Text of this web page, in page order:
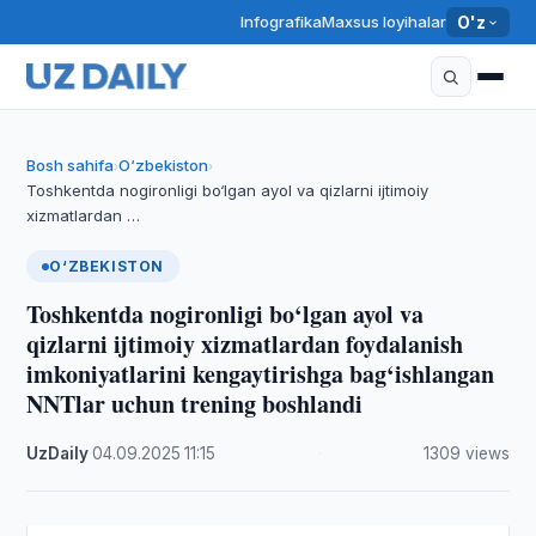
InfografikaMaxsus loyihalar O'z
Bosh sahifa›O‘zbekiston›
Toshkentda nogironligi bo‘lgan ayol va qizlarni ijtimoiy
xizmatlardan …
O‘ZBEKISTON
Toshkentda nogironligi bo‘lgan ayol va
qizlarni ijtimoiy xizmatlardan foydalanish
imkoniyatlarini kengaytirishga bag‘ishlangan
NNTlar uchun trening boshlandi
UzDaily·04.09.2025 ·11:15 1309 views